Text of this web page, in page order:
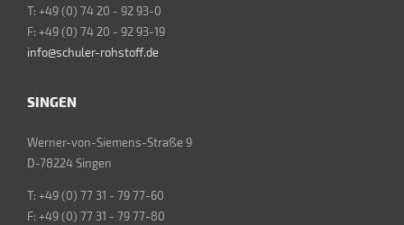
T: +49 (0) 74 20 - 92 93-0
F: +49 (0) 74 20 - 92 93-19
info@schuler-rohstoff.de
SINGEN
Werner-von-Siemens-Straße 9
D-78224 Singen
T: +49 (0) 77 31 - 79 77-60
F: +49 (0) 77 31 - 79 77-80